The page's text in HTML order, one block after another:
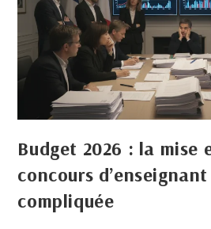
Budget 2026 : la mise
concours d’enseignant
compliquée